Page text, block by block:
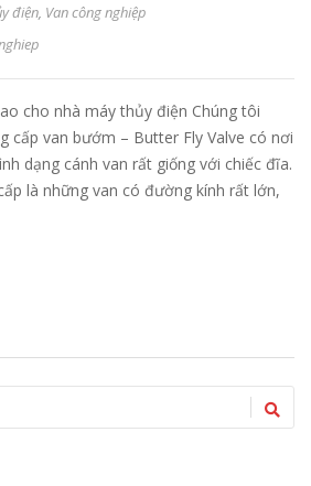
điện, Van công nghiệp
cho nhà máy thủy điện Chúng tôi
cấp van bướm – Butter Fly Valve có nơi
dạng cánh van rất giống với chiếc đĩa.
là những van có đường kính rất lớn,